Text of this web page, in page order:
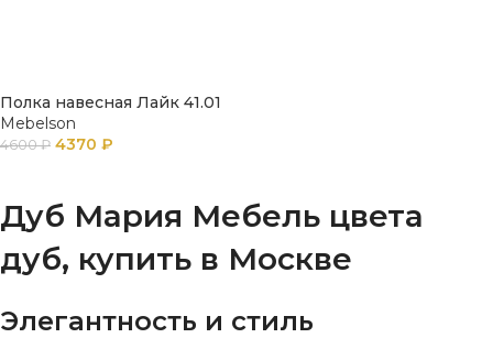
Полка навесная Лайк 41.01
Mebelson
4600₽ 4370 ₽
Дуб Мария Мебель цвета
дуб, купить в Москве
Элегантность и стиль